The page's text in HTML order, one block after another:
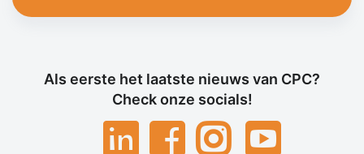
Als eerste het laatste nieuws van CPC?
Check onze socials!